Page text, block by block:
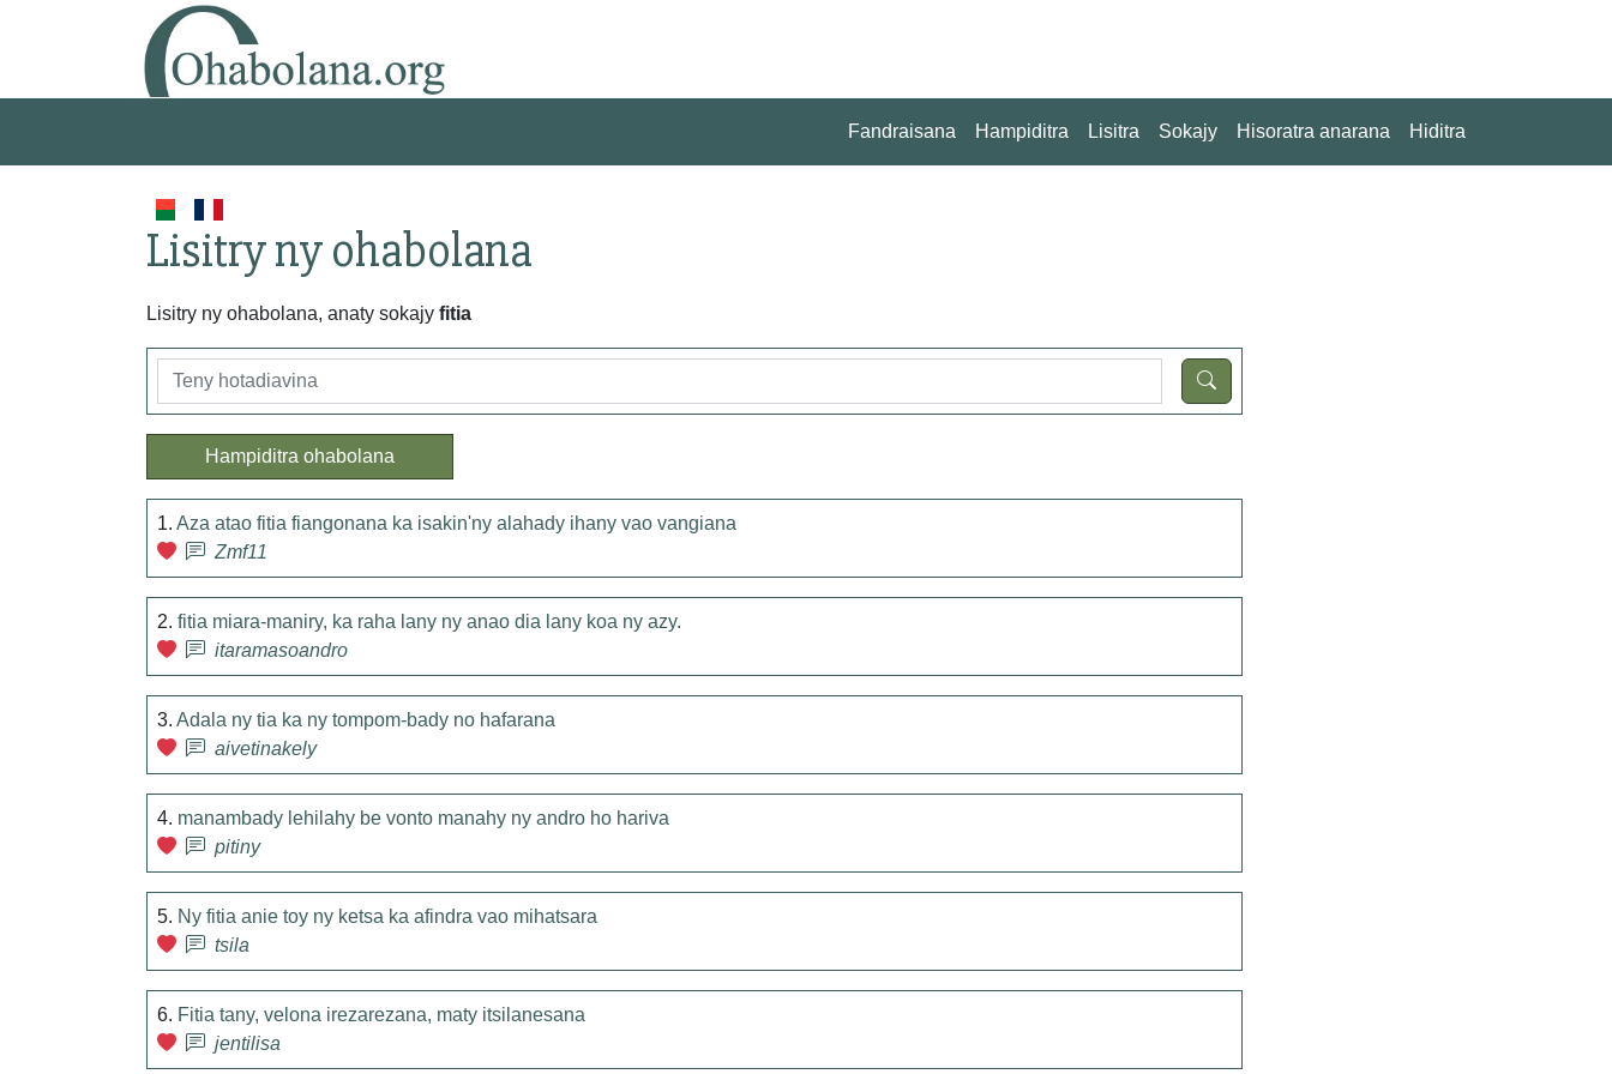
Fandraisana Hampiditra Lisitra Sokajy Hisoratra anarana Hiditra
Lisitry ny ohabolana
Lisitry ny ohabolana, anaty sokajy fitia
Hampiditra ohabolana
1. Aza atao fitia fiangonana ka isakin'ny alahady ihany vao vangiana
Zmf11
2. fitia miara-maniry, ka raha lany ny anao dia lany koa ny azy.
itaramasoandro
3. Adala ny tia ka ny tompom-bady no hafarana
aivetinakely
4. manambady lehilahy be vonto manahy ny andro ho hariva
pitiny
5. Ny fitia anie toy ny ketsa ka afindra vao mihatsara
tsila
6. Fitia tany, velona irezarezana, maty itsilanesana
jentilisa